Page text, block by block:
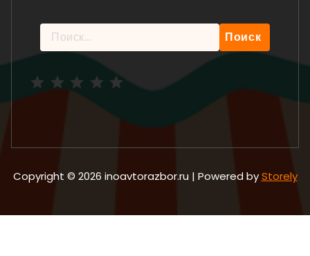
Найти:
Copyright © 2026 inoavtorazbor.ru | Powered byStorely